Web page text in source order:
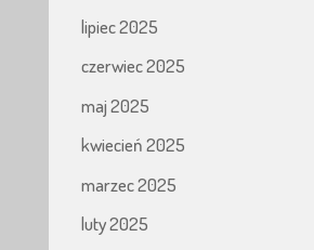
lipiec 2025
czerwiec 2025
maj 2025
kwiecień 2025
marzec 2025
luty 2025